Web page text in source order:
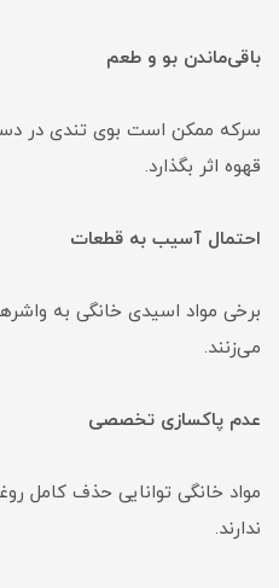
باقی‌ماندن بو و طعم
سرکه ممکن است بوی تندی در
قهوه اثر بگذارد.
احتمال آسیب به قطعات
برخی مواد اسیدی خانگی به
می‌زنند.
عدم پاکسازی تخصصی
مواد خانگی توانایی حذف کامل
ندارند.